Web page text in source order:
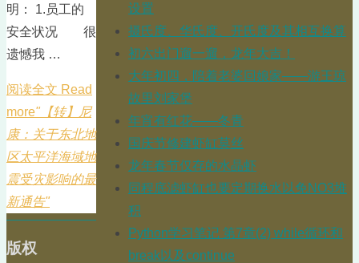
明： 1.员工的
安全状况 很
遗憾我 …
阅读全文 Read
more"【转】尼
康：关于东北地
区太平洋海域地
震受灾影响的最
新通告"
设置
摄氏度、华氏度、开氏度及其相互换算
初六出门遛一遛，龙年大吉！
大年初四，陪着老婆回娘家——游王琼
故里刘家堡
年宵有红花——冬青
国庆节修建虾缸莫丝
龙年春节仅存的水晶虾
同程底滤虾缸也要定期换水以免NO3堆
积
Python学习笔记 第7章(2) while循环和
break以及continue
版权